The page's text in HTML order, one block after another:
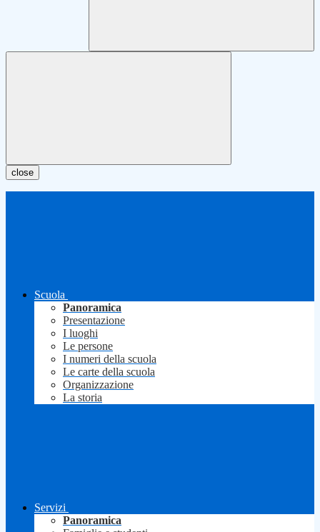
close
Scuola
Panoramica
Presentazione
I luoghi
Le persone
I numeri della scuola
Le carte della scuola
Organizzazione
La storia
Servizi
Panoramica